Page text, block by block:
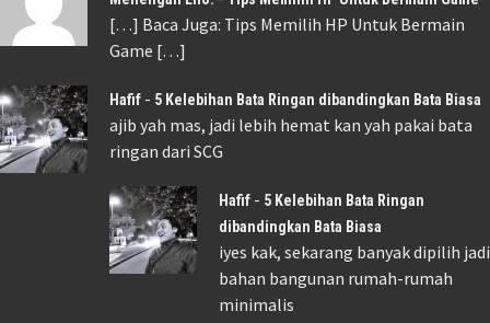
[…] Baca Juga: Tips Memilih HP Untuk Bermain
Game […]
Hafif - 5 Kelebihan Bata Ringan dibandingkan Bata Biasa
ajib yah mas, jadi lebih hemat kan yah pakai bata
ringan dari SCG
Hafif - 5 Kelebihan Bata Ringan
dibandingkan Bata Biasa
iyes kak, sekarang banyak dipilih jadi
bahan bangunan rumah-rumah
minimalis